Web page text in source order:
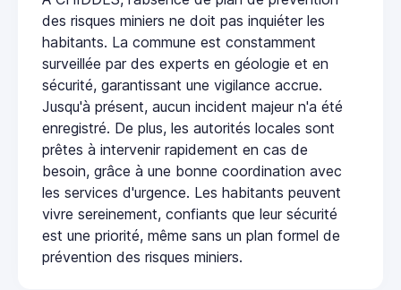
des risques miniers ne doit pas inquiéter les
habitants. La commune est constamment
surveillée par des experts en géologie et en
sécurité, garantissant une vigilance accrue.
Jusqu'à présent, aucun incident majeur n'a été
enregistré. De plus, les autorités locales sont
prêtes à intervenir rapidement en cas de
besoin, grâce à une bonne coordination avec
les services d'urgence. Les habitants peuvent
vivre sereinement, confiants que leur sécurité
est une priorité, même sans un plan formel de
prévention des risques miniers.